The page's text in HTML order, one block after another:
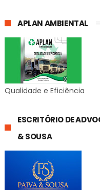
APLAN AMBIENTAL
Qualidade e Eficiência
ESCRITÓRIO DE
& SOUSA